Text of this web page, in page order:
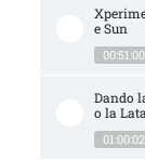
e Sun
00:51:00
Dando
o la
01:00:02